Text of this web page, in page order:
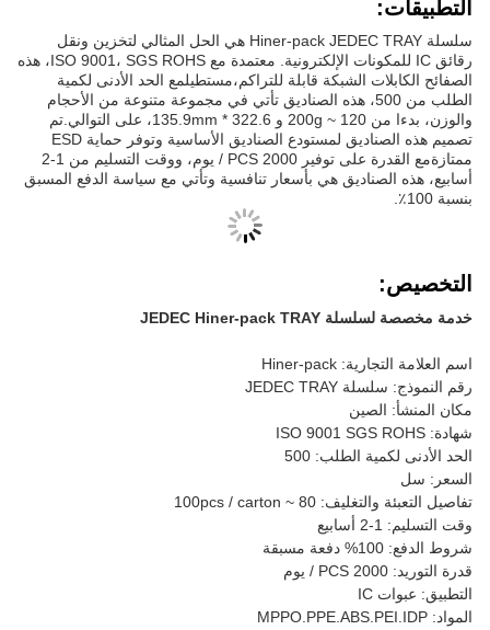
التطبيقات:
سلسلة Hiner-pack JEDEC TRAY هي الحل المثالي لتخزين ونقل
رقائق IC للمكونات الإلكترونية. معتمدة مع ISO 9001، SGS ROHS، هذه
الصفائح الكابلات الشبكة قابلة للتراكم،مستطيلمع الحد الأدنى لكمية
الطلب من 500، هذه الصناديق تأتي في مجموعة متنوعة من الأحجام
والوزن، بدءا من 120 ~ 200g و 322.6 * 135.9mm، على التوالي.تم
تصميم هذه الصناديق لمستودع الصناديق الأساسية وتوفر حماية ESD
ممتازةمع القدرة على توفير 2000 PCS / يوم، ووقت التسليم من 1-2
أسابيع، هذه الصناديق هي بأسعار تنافسية وتأتي مع سياسة الدفع المسبق
بنسبة 100٪.
التخصيص:
خدمة مخصصة لسلسلة JEDEC Hiner-pack TRAY
اسم العلامة التجارية: Hiner-pack
رقم النموذج: سلسلة JEDEC TRAY
مكان المنشأ: الصين
شهادة: ISO 9001 SGS ROHS
الحد الأدنى لكمية الطلب: 500
السعر: سل
تفاصيل التعبئة والتغليف: 80 ~ 100pcs / carton
وقت التسليم: 1-2 أسابيع
شروط الدفع: 100% دفعة مسبقة
قدرة التوريد: 2000 PCS / يوم
التطبيق: عبوات IC
المواد: MPPO.PPE.ABS.PEI.IDP